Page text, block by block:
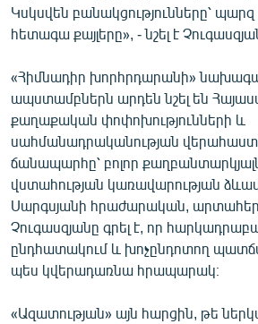
Կսկսվեն բանակցությունները՝ պարզ
հետագա քայլերը», - նշել է
«Հիմնադիր խորհրդարանի»
ապստամբներն արդեն նշել են
քաղաքական փոփոխությունների և
սահմանադրականության
ճանապարհը՝ բոլոր
վստահության կառավարության
Սարգսյանի հրաժարական,
Չուգասզյանը գրել է, որ
ընդհատակում և խոչընդոտող
պես կվերադառնա հրապարակ։
«Ազատության» այն հարցին, թե